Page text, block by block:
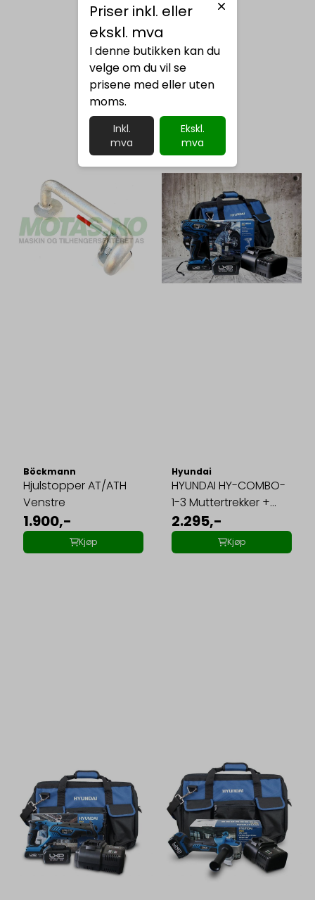
Böckmann
Hjulstopper AT/ATH
Venstre
1.900,-
Kjøp
Hyundai
HYUNDAI HY-COMBO-
1-3 Muttertrekker +
batterilader ...
2.295,-
Kjøp
Priser inkl. eller
ekskl. mva
I denne butikken kan du
velge om du vil se
prisene med eller uten
moms.
Inkl.
mva
Ekskl.
mva